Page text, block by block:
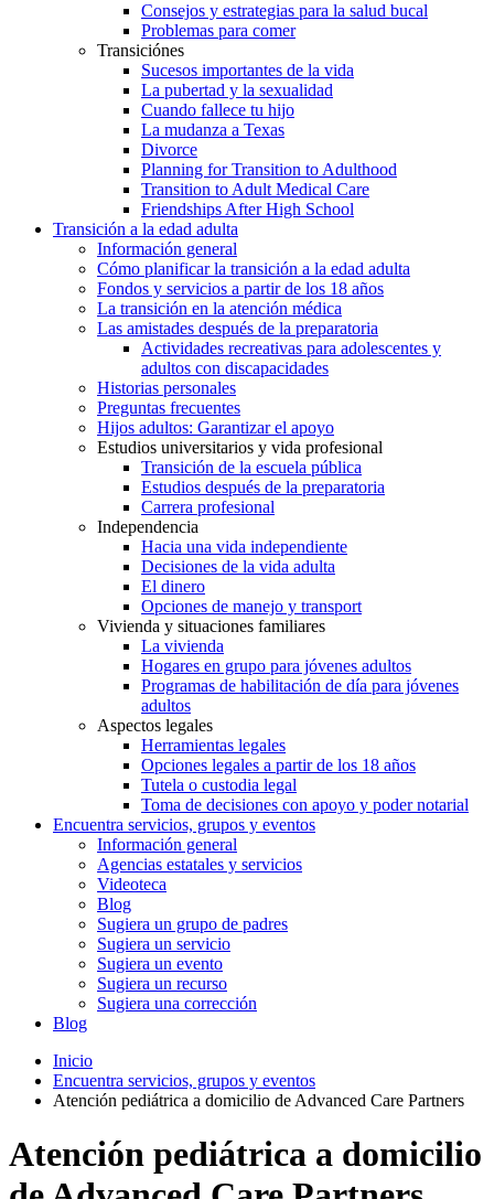
Consejos y estrategias para la salud bucal
Problemas para comer
Transiciónes
Sucesos importantes de la vida
La pubertad y la sexualidad
Cuando fallece tu hijo
La mudanza a Texas
Divorce
Planning for Transition to Adulthood
Transition to Adult Medical Care
Friendships After High School
Transición a la edad adulta
Información general
Cómo planificar la transición a la edad adulta
Fondos y servicios a partir de los 18 años
La transición en la atención médica
Las amistades después de la preparatoria
Actividades recreativas para adolescentes y
adultos con discapacidades
Historias personales
Preguntas frecuentes
Hijos adultos: Garantizar el apoyo
Estudios universitarios y vida profesional
Transición de la escuela pública
Estudios después de la preparatoria
Carrera profesional
Independencia
Hacia una vida independiente
Decisiones de la vida adulta
El dinero
Opciones de manejo y transport
Vivienda y situaciones familiares
La vivienda
Hogares en grupo para jóvenes adultos
Programas de habilitación de día para jóvenes
adultos
Aspectos legales
Herramientas legales
Opciones legales a partir de los 18 años
Tutela o custodia legal
Toma de decisiones con apoyo y poder notarial
Encuentra servicios, grupos y eventos
Información general
Agencias estatales y servicios
Videoteca
Blog
Sugiera un grupo de padres
Sugiera un servicio
Sugiera un evento
Sugiera un recurso
Sugiera una corrección
Blog
Inicio
Encuentra servicios, grupos y eventos
Atención pediátrica a domicilio de Advanced Care Partners
Atención pediátrica a domicilio